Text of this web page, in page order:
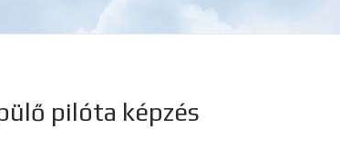
pilóta képzés